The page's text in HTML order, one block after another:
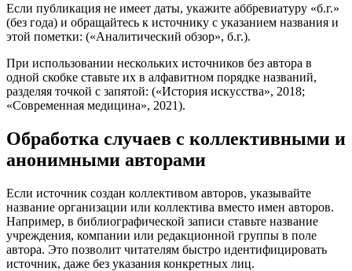
Если публикация не имеет даты, укажите аббревиатуру «б.г.»
(без года) и обращайтесь к источнику с указанием названия и
этой пометки: («Аналитический обзор», б.г.).
При использовании нескольких источников без автора в
одной скобке ставьте их в алфавитном порядке названий,
разделяя точкой с запятой: («История искусства», 2018;
«Современная медицина», 2021).
Обработка случаев с коллективными и
анонимными авторами
Если источник создан коллективом авторов, указывайте
название организации или коллектива вместо имен авторов.
Например, в библиографической записи ставьте название
учреждения, компании или редакционной группы в поле
автора. Это позволит читателям быстро идентифицировать
источник, даже без указания конкретных лиц.